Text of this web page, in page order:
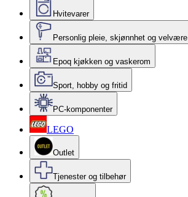
Hvitevarer
Personlig pleie, skjønnhet og velvære
Epoq kjøkken og vaskerom
Sport, hobby og fritid
PC-komponenter
LEGO
Outlet
Tjenester og tilbehør